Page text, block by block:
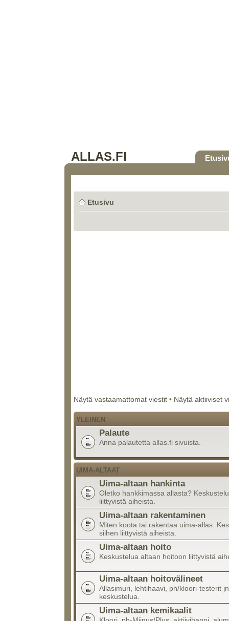
ALLAS.FI
Etusivu
Näytä vastaamattomat viestit • Näytä aktiiviset
YLEINEN
Palaute
Anna palautetta allas.fi sivuista.
UIMA-ALTAAT
Uima-altaan hankinta
Oletko hankkimassa allasta?
liittyvistä aiheista.
Uima-altaan rakentaminen
Miten koota tai rakentaa uima-allas.
siihen liittyvistä aiheista.
Uima-altaan hoito
Keskustelua altaan hoitoon liittyvistä
Uima-altaan hoitovälineet
Allasimuri, lehtihaavi, ph/kloori-testerit
keskustelua.
Uima-altaan kemikaalit